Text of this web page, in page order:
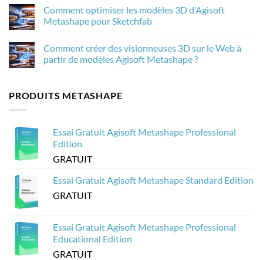
textures
de
la
Agisoft
Metashape
Les
nouveautés
et
pour
photogrammétrie
sur
Comment
traiter
images
drone
sans
planter
Comment optimiser les modèles 3D d’Agisoft
Metashape pour Sketchfab
sur
Comment
optimiser
d’Agisoft
Metashape
Comment créer des visionneuses 3D sur le Web à
partir de modèles Agisoft Metashape ?
Comment
créer
Web
partir
modèles
Agisoft
Metashape
PRODUITS METASHAPE
Essai Gratuit Agisoft Metashape Professional
Edition
GRATUIT
Essai Gratuit Agisoft Metashape Standard Edition
GRATUIT
Essai Gratuit Agisoft Metashape Professional
Educational Edition
GRATUIT